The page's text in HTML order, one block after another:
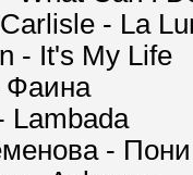
- La
- It's My Life
Фаина
Lambada
- Пони